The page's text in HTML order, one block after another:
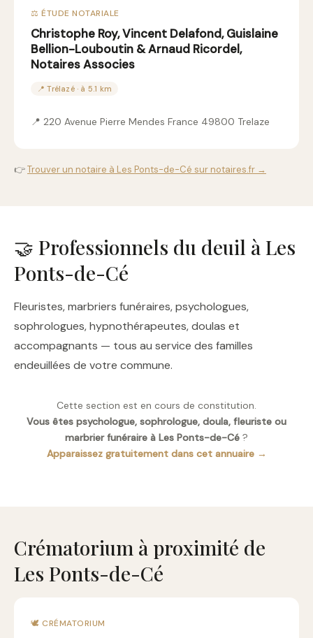
⚖️ ÉTUDE NOTARIALE
Christophe Roy, Vincent Delafond, Guislaine
Bellion-Louboutin & Arnaud Ricordel,
Notaires Associes
📍 Trélazé · à 5.1 km
📍 220 Avenue Pierre Mendes France 49800 Trelaze
👉Trouver un notaire à Les Ponts-de-Cé sur notaires.fr →
🤝 Professionnels du deuil à Les
Ponts-de-Cé
Fleuristes, marbriers funéraires, psychologues,
sophrologues, hypnothérapeutes, doulas et
accompagnants — tous au service des familles
endeuillées de votre commune.
Cette section est en cours de constitution.
Vous êtes psychologue, sophrologue, doula, fleuriste ou
marbrier funéraire à Les Ponts-de-Cé ?
Apparaissez gratuitement dans cet annuaire →
Crématorium à proximité de
Les Ponts-de-Cé
🕊️ CRÉMATORIUM